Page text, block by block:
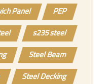
PEP
Panel
s235 steel
Steel Beam
Steel Decking